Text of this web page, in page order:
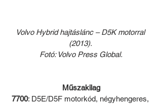
Volvo Hybrid hajtáslánc – D5K motorral
(2013).
Fotó: Volvo Press Global.
Műszakilag
7700: D5E/D5F motorkód, négyhengeres,